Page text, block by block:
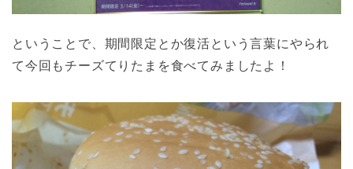
ということで、期間限定とか復活という言葉にやられ
て今回もチーズてりたまを食べてみましたよ！